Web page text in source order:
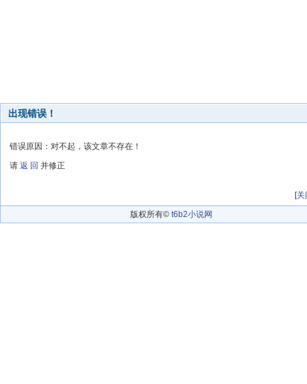
出现错误！
错误原因：对不起，该文章不存在！
请 返 回 并修正
[关
版权所有© t6b2小说网